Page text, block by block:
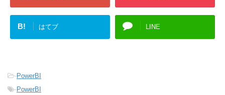
B! はてブ LINE
-PowerBI
-PowerBI